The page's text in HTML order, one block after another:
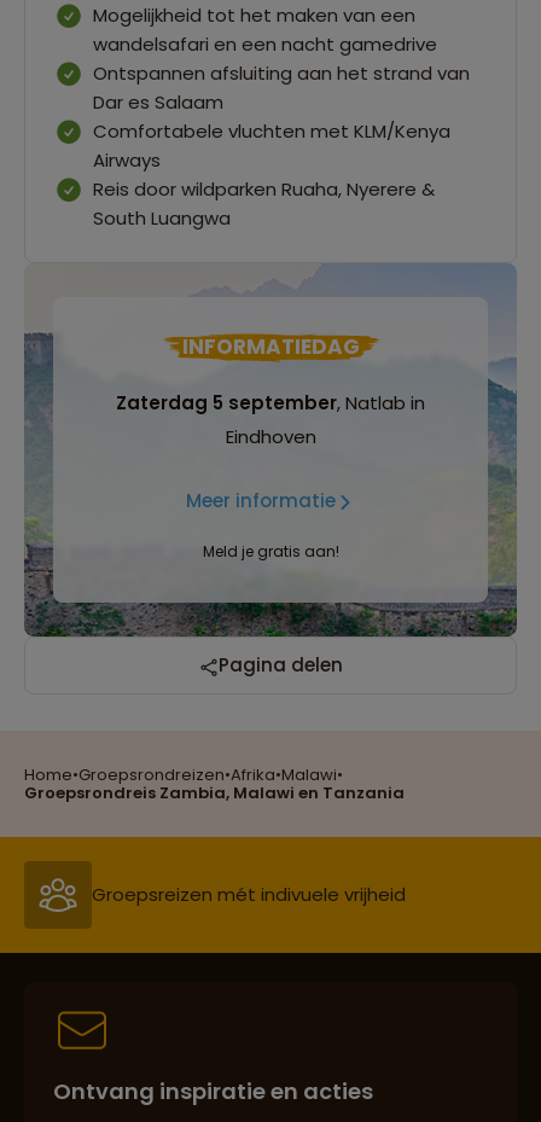
Home•Groepsrondreizen•Afrika•Malawi•
Groepsrondreis Zambia, Malawi en Tanzania
Mogelijkheid tot het maken van een
wandelsafari en een nacht gamedrive
Ontspannen afsluiting aan het strand van
Dar es Salaam
Comfortabele vluchten met KLM/Kenya
Airways
Reis door wildparken Ruaha, Nyerere &
South Luangwa
INFORMATIEDAG
Zaterdag 5 september, Natlab in
Eindhoven
Meer informatie
Meld je gratis aan!
Pagina delen
Reizen met oog voor mens, cultuur en milieu
Groepsreizen mét indivuele vrijheid
Persoonlijk en deskundig reisadvies
Best beoordeelde reisroutes
Ontvang inspiratie en acties